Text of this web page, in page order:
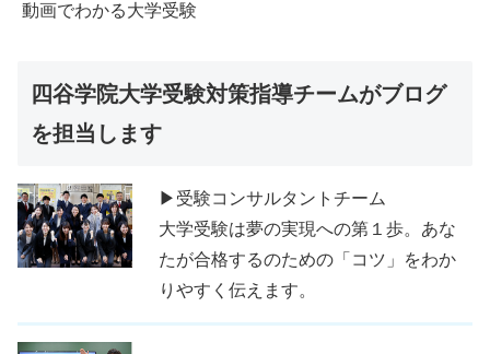
動画でわかる大学受験
四谷学院大学受験対策指導チームがブログ
を担当します
▶受験コンサルタントチーム
大学受験は夢の実現への第１歩。あな
たが合格するのための「コツ」をわか
りやすく伝えます。